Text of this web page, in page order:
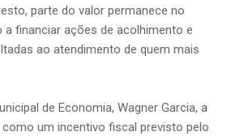
parte do valor permanece no
a financiar ações de acolhimento e
ao atendimento de quem mais
de Economia, Wagner Garcia, a
um incentivo fiscal previsto pelo